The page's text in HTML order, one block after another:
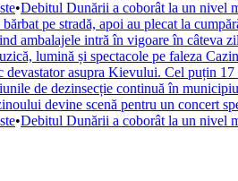
•Debitul Dunării a coborât la un nivel
pe stradă, apoi au plecat la
ambalajele intră în vigoare în câteva
lumină și spectacole pe faleza
devastator asupra Kievului. Cel puțin
de dezinsecție continuă în
devine scenă pentru un concert
•Debitul Dunării a coborât la un nivel